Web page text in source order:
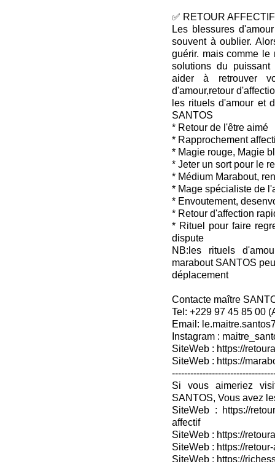
✅ RETOUR
Les blessures
souvent à oublier.
guérir. mais comme le
solutions du
aider à retrouver
d'amour,retour
les rituels d'amour et
SANTOS
* Retour de l'être aimé
* Rapprochement
* Magie rouge, Magie
* Jeter un sort pour le
* Médium Marabout,
* Mage spécialiste de
* Envoutement,
* Retour d'affection
* Rituel pour faire
dispute
NB:les rituels
marabout SANTOS
déplacement
Contacte maître
Tel: +229 97 45 85 00
Email:
Instagram :
SiteWeb : https://
SiteWeb : https://
Si vous aimeriez
SANTOS, Vous avez
SiteWeb : https://
affectif
SiteWeb : https://
SiteWeb : https://
SiteWeb : https://